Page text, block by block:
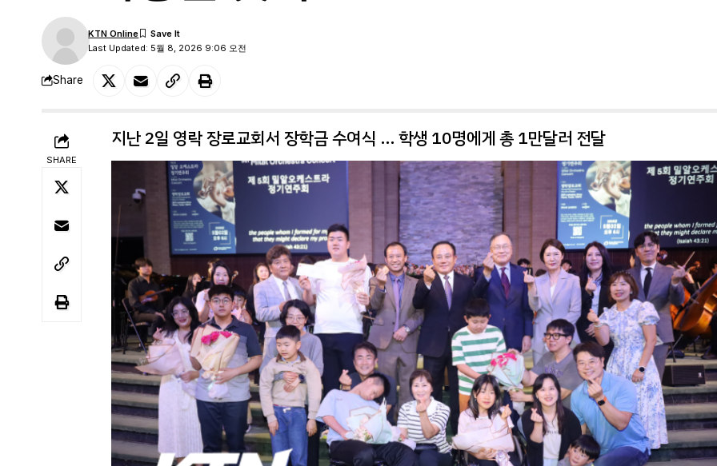
Last Updated: 5월 8, 2026 9:06 오전
KTN Online
Share
SHARE
지난 2일 영락 장로교회서 장학금 수여식 … 학생 10명에게 총 1만달러 전달